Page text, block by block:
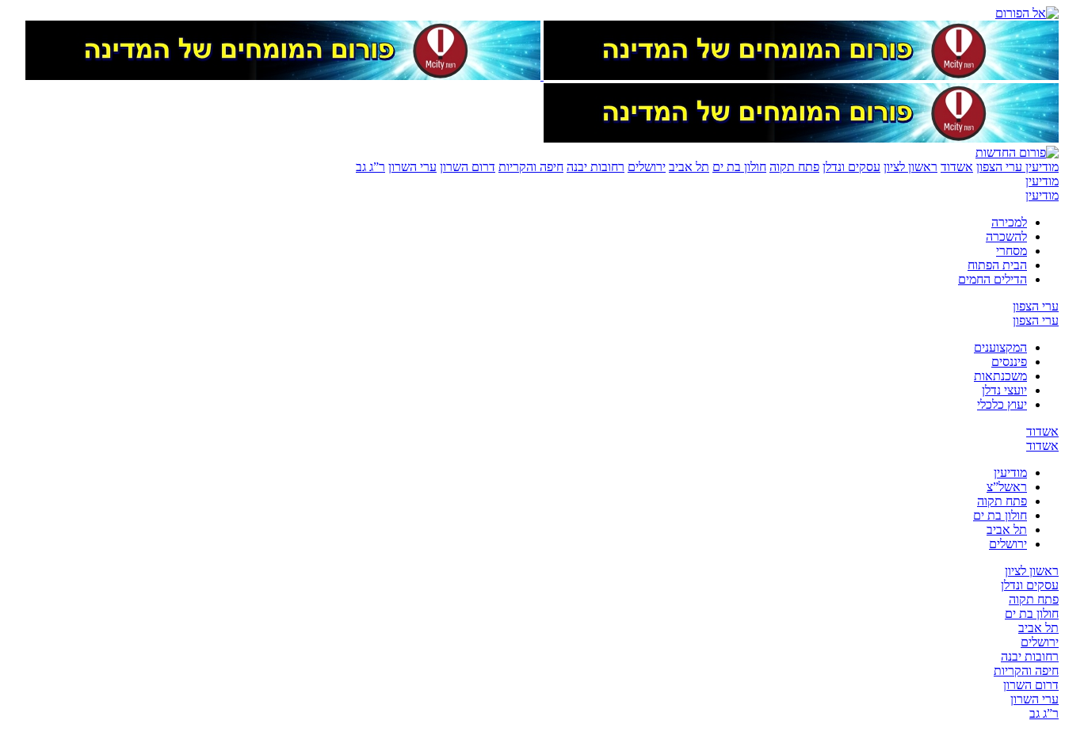
מודיעין ערי הצפון אשדוד ראשון לציון עסקים ונדלן פתח תקוה חולון בת ים תל אביב ירושלים רחובות יבנה חיפה והקריות דרום השרון ערי השרון ר”ג גב
מודיעין
מודיעין
למכירה
להשכרה
מסחרי
הבית הפתוח
הדילים החמים
ערי הצפון
ערי הצפון
המקצוענים
פיננסים
משכנתאות
יועצי נדלן
יעוץ כלכלי
אשדוד
אשדוד
מודיעין
ראשל”צ
פתח תקוה
חולון בת ים
תל אביב
ירושלים
ראשון לציון
עסקים ונדלן
פתח תקוה
חולון בת ים
תל אביב
ירושלים
רחובות יבנה
חיפה והקריות
דרום השרון
ערי השרון
ר”ג גב